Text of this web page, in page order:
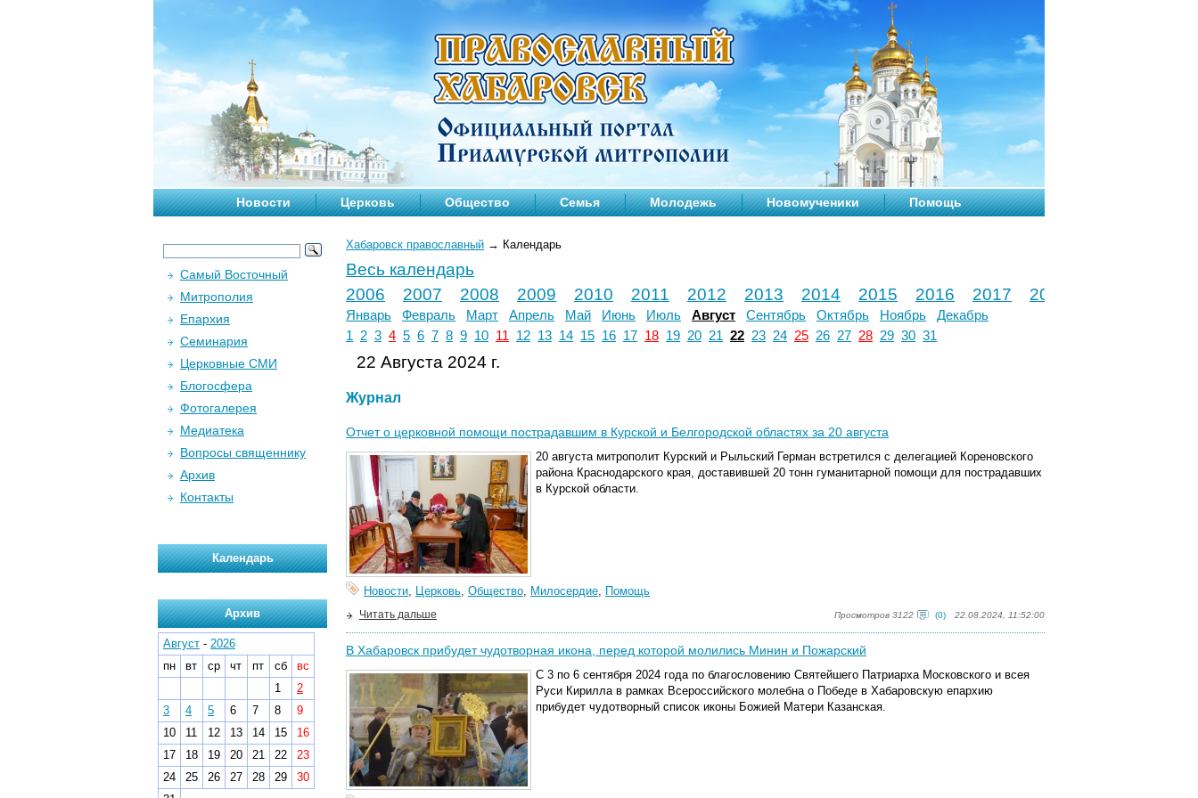
Новости Церковь Общество Семья Молодежь Новомученики Помощь
Хабаровск православный → Календарь
Весь календарь
2006
2007 2008 2009 2010 2011 2012 2013 2014 2015 2016 2017 2018
Январь Февраль Март Апрель Май Июнь Июль Август Сентябрь Октябрь Ноябрь
Декабрь
1
2 3 4 5 6 7 8 9 10 11 12 13 14 15 16 17 18 19 20 21 22 23 24 25 26 27 28 29 30 31
22 Августа 2024 г.
Журнал
Отчет о церковной помощи пострадавшим в Курской и Белгородской областях за 20 августа
20 августа митрополит Курский и Рыльский Герман встретился с делегацией Кореновского
района Краснодарского края, доставившей 20 тонн гуманитарной помощи для пострадавших
в Курской области.
Новости, Церковь, Общество, Милосердие, Помощь
Просмотров 3122 (0) 22.08.2024, 11:52:00
Читать дальше
В Хабаровск прибудет чудотворная икона, перед которой молились Минин и Пожарский
С 3 по 6 сентября 2024 года по благословению Святейшего Патриарха Московского и всея
Руси Кирилла в рамках Всероссийского молебна о Победе в Хабаровскую епархию
прибудет чудотворный список иконы Божией Матери Казанская.
Самый Восточный
Митрополия
Епархия
Семинария
Церковные СМИ
Блогосфера
Фотогалерея
Медиатека
Вопросы священнику
Архив
Контакты
Календарь
Архив
Август - 2026
пн
вт ср чт пт сб
вс
1
2
3
4 5 6 7 8
9
10
11 12 13 14 15
16
17
18 19 20 21 22
23
24
25 26 27 28 29
30